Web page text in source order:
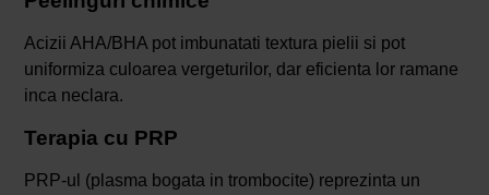
Acizii AHA/BHA pot imbunatati textura pielii si pot
uniformiza culoarea vergeturilor, dar eficienta lor ramane
inca neclara.
Terapia cu PRP
PRP-ul (plasma bogata in trombocite) reprezinta un